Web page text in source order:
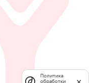
Политика
обработки